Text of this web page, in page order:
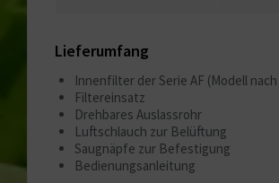
Lieferumfang
Innenfilter der Serie AF (Modell nach
Filtereinsatz
Drehbares Auslassrohr
Luftschlauch zur Belüftung
Saugnäpfe zur Befestigung
Bedienungsanleitung